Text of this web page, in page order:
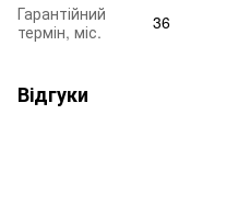
Гарантійний
термін, міс.
36
Відгуки